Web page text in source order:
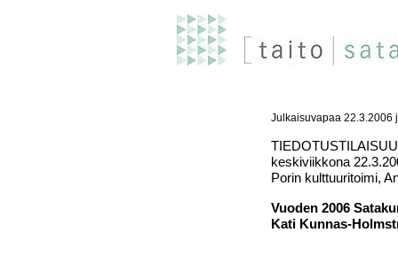
Julkaisuvapaa 22.3.2006
keskiviikkona
Porin kulttuuritoimi,
Vuoden 2006
Kati Kunnas-